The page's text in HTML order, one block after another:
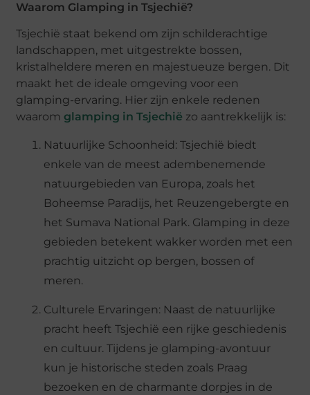
Waarom Glamping in Tsjechië?
Tsjechië staat bekend om zijn schilderachtige
landschappen, met uitgestrekte bossen,
kristalheldere meren en majestueuze bergen. Dit
maakt het de ideale omgeving voor een
glamping-ervaring. Hier zijn enkele redenen
waaromglamping in Tsjechië zo aantrekkelijk is:
Natuurlijke Schoonheid: Tsjechië biedt
enkele van de meest adembenemende
natuurgebieden van Europa, zoals het
Boheemse Paradijs, het Reuzengebergte en
het Sumava National Park. Glamping in deze
gebieden betekent wakker worden met een
prachtig uitzicht op bergen, bossen of
meren.
Culturele Ervaringen: Naast de natuurlijke
pracht heeft Tsjechië een rijke geschiedenis
en cultuur. Tijdens je glamping-avontuur
kun je historische steden zoals Praag
bezoeken en de charmante dorpjes in de